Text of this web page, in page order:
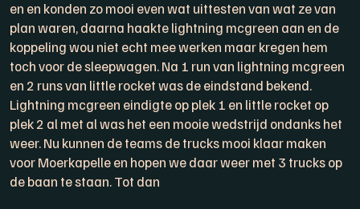
en en konden zo mooi even wat uittesten van wat ze van
plan waren, daarna haakte lightning mcgreen aan en de
koppeling wou niet echt mee werken maar kregen hem
toch voor de sleepwagen. Na 1 run van lightning mcgreen
en 2 runs van little rocket was de eindstand bekend.
Lightning mcgreen eindigte op plek 1 en little rocket op
plek 2 al met al was het een mooie wedstrijd ondanks het
weer. Nu kunnen de teams de trucks mooi klaar maken
voor Moerkapelle en hopen we daar weer met 3 trucks op
de baan te staan. Tot dan